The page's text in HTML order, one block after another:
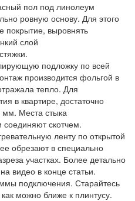
пол под линолеум
ровную основу. Для этого
покрытие, выровнять
слой
подложку по всей
производится фольгой в
тепло. Для
в квартире, достаточно
Места стыка
скотчем.
ленту по открытой
обрезают в специально
участках. Более детально
видео в конце статьи.
подключения. Старайтесь
можно ближе к плинтусу.